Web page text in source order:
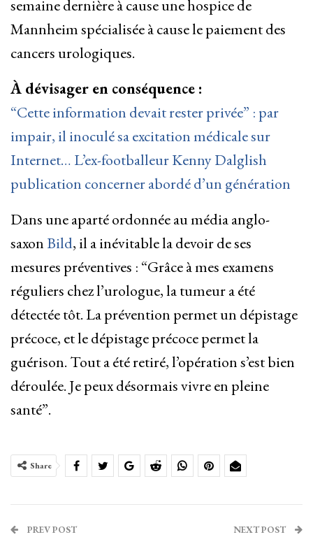
semaine dernière à cause une hospice de
Mannheim spécialisée à cause le paiement des
cancers urologiques.
À dévisager en conséquence :
“Cette information devait rester privée” : par
impair, il inoculé sa excitation médicale sur
Internet… L’ex-footballeur Kenny Dalglish
publication concerner abordé d’un génération
Dans une aparté ordonnée au média anglo-
saxonBild, il a inévitable la devoir de ses
mesures préventives : “Grâce à mes examens
réguliers chez l’urologue, la tumeur a été
détectée tôt. La prévention permet un dépistage
précoce, et le dépistage précoce permet la
guérison. Tout a été retiré, l’opération s’est bien
déroulée. Je peux désormais vivre en pleine
santé”.
Share
PREV POST NEXT POST